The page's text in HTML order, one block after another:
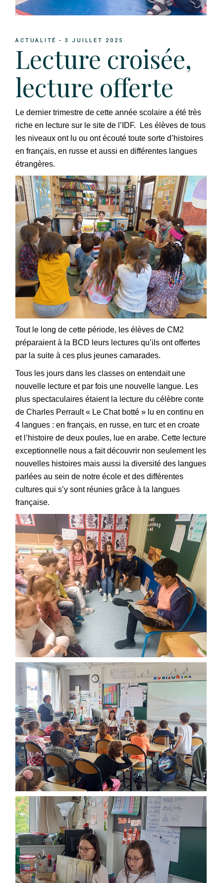
ACTUALITÉ 3 JUILLET 2025
Lecture croisée,
lecture offerte
Le dernier trimestre de cette année scolaire a été très
riche en lecture sur le site de l’IDF. Les élèves de tous
les niveaux ont lu ou ont écouté toute sorte d’histoires
en français, en russe et aussi en différentes langues
étrangères.
Tout le long de cette période, les élèves de CM2
préparaient à la BCD leurs lectures qu’ils ont offertes
par la suite à ces plus jeunes camarades.
Tous les jours dans les classes on entendait une
nouvelle lecture et par fois une nouvelle langue. Les
plus spectaculaires étaient la lecture du célèbre conte
de Charles Perrault « Le Chat botté » lu en continu en
4 langues : en français, en russe, en turc et en croate
et l’histoire de deux poules, lue en arabe. Cette lecture
exceptionnelle nous a fait découvrir non seulement les
nouvelles histoires mais aussi la diversité des langues
parlées au sein de notre école et des différentes
cultures qui s’y sont réunies grâce à la langues
française.